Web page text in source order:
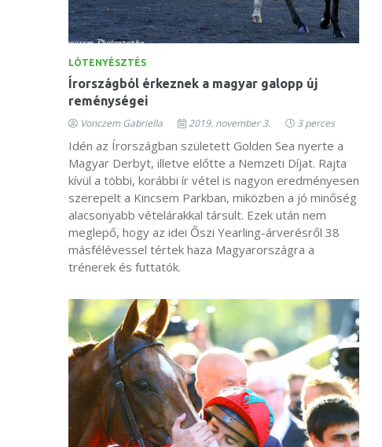
LÓTENYÉSZTÉS
Írországból érkeznek a magyar galopp új
reménységei
Vonczem Gabriella 2019. november 3. 3 perces
Idén az Írországban született Golden Sea nyerte a
Magyar Derbyt, illetve előtte a Nemzeti Díjat. Rajta
kívül a többi, korábbi ír vétel is nagyon eredményesen
szerepelt a Kincsem Parkban, miközben a jó minőség
alacsonyabb vételárakkal társult. Ezek után nem
meglepő, hogy az idei Őszi Yearling-árverésről 38
másfélévessel tértek haza Magyarországra a
trénerek és futtatók.